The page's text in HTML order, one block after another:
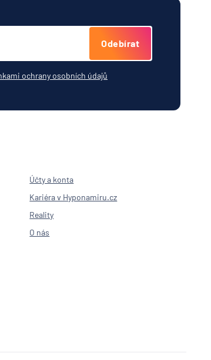
Odebírat
ochrany osobních údajů
Účty a konta
Kariéra v Hyponamiru.cz
Reality
O nás